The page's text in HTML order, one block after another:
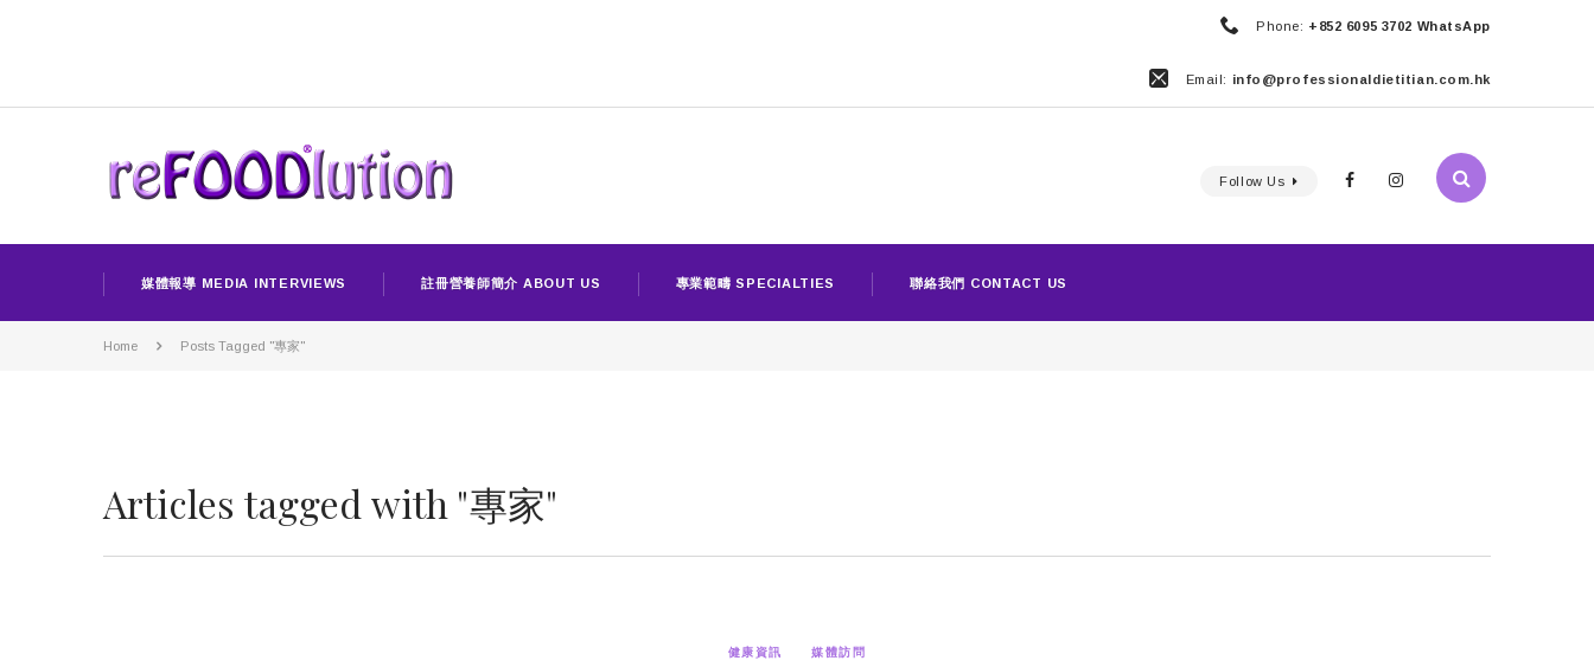
Phone: +852 6095 3702 WhatsApp
Email: info@professionaldietitian.com.hk
Follow Us
媒體報導 MEDIA INTERVIEWS 註冊營養師簡介 ABOUT US 專業範疇 SPECIALTIES 聯絡我們 CONTACT US
Home Posts Tagged "專家"
Articles tagged with "專家"
健康資訊 媒體訪問